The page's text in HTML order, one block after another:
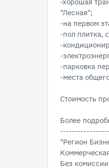
"Лесная";
-на первом
-пол плитка,
-
-
-парковка
-места
Стоимость
Более
"Регион
Без